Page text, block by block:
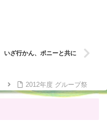
いざ行かん、ポニーと共に
2012年度 グループ祭